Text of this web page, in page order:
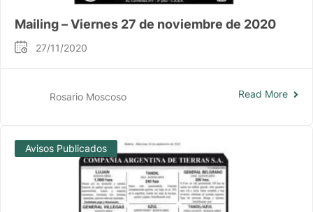
Mailing – Viernes 27 de noviembre de 2020
27/11/2020
Rosario Moscoso Read More
Avisos Publicados